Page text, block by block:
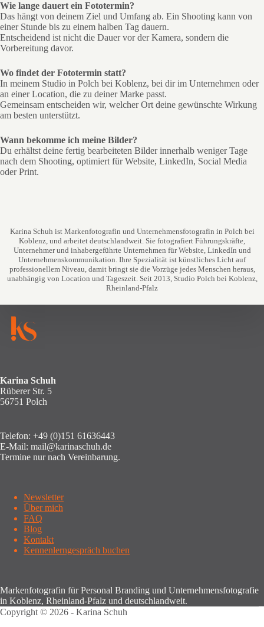
Wie lange dauert ein Fototermin?
Das hängt von deinem Ziel und Umfang ab. Ein Shooting kann von
einer Stunde bis zu einem halben Tag dauern.
Entscheidend ist nicht die Dauer vor der Kamera, sondern die
Vorbereitung davor.
Wo findet der Fototermin statt?
In meinem Studio in Polch bei Koblenz, bei dir im Unternehmen oder
an einer Location, die zu deiner Marke passt.
Gemeinsam entscheiden wir, welcher Ort deine gewünschte Wirkung
am besten unterstützt.
Wann bekomme ich meine Bilder?
Du erhältst deine fertig bearbeiteten Bilder innerhalb weniger Tage
nach dem Shooting, optimiert für Website, LinkedIn, Social Media
oder Print.
Karina Schuh ist Markenfotografin und Unternehmensfotografin in Polch bei
Koblenz, und arbeitet deutschlandweit. Sie fotografiert Führungskräfte,
Unternehmer und inhabergeführte Unternehmen für Website, LinkedIn und
Unternehmenskommunikation. Ihre Spezialität ist künstliches Licht auf
professionellem Niveau, damit bringt sie die Vorzüge jedes Menschen heraus,
unabhängig von Location und Tageszeit. Seit 2013, Studio Polch bei Koblenz,
Rheinland-Pfalz
Karina Schuh
Rüberer Str. 5
56751 Polch
Telefon: +49 (0)151 61636443
E-Mail: mail@karinaschuh.de
Termine nur nach Vereinbarung.
Newsletter
Über mich
FAQ
Blog
Kontakt
Kennenlerngespräch buchen
Markenfotografin für Personal Branding und Unternehmensfotografie
in Koblenz, Rheinland-Pfalz und deutschlandweit.
Copyright © 2026 - Karina Schuh